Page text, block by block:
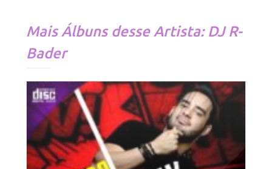
Mais Álbuns desse Artista: DJ R-
Bader